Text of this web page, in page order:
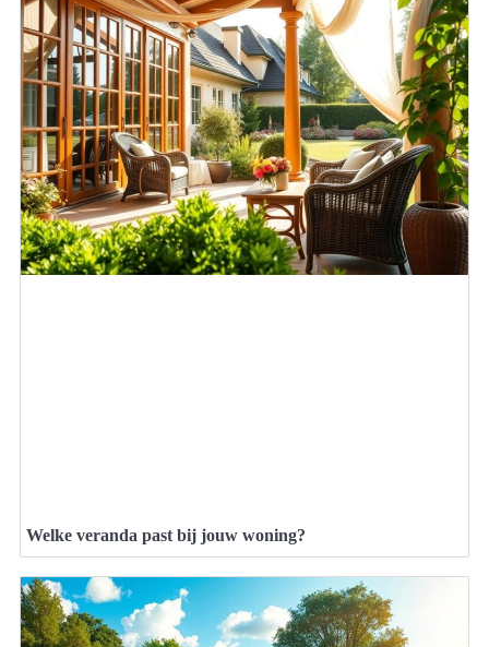
Welke veranda past bij jouw woning?